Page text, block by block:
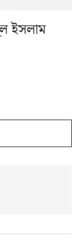
ইসলাম